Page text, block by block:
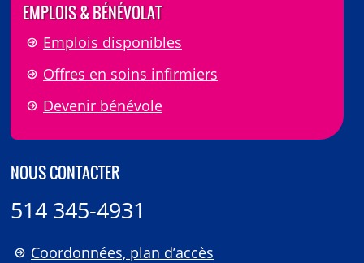
EMPLOIS & BÉNÉVOLAT
Emplois disponibles
Offres en soins infirmiers
Devenir bénévole
NOUS CONTACTER
514 345-4931
Coordonnées, plan d’accès